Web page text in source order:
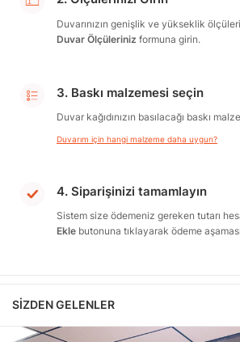
Duvarınızın genişlik ve yükseklik
Duvar Ölçüleriniz formuna girin.
3. Baskı malzemesi seçin
Duvar kağıdınızın basılacağı baskı
Duvarım için hangi malzeme daha uygun?
4. Siparişinizi tamamlayın
Sistem size ödemeniz gereken tutarı
Ekle butonuna tıklayarak ödeme
SIZDEN GELENLER